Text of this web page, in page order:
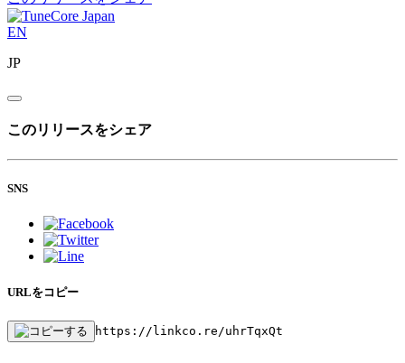
EN
JP
このリリースをシェア
SNS
URLをコピー
https://linkco.re/uhrTqxQt